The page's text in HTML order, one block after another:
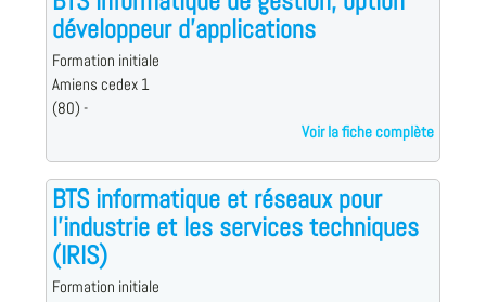
développeur d'applications
Formation initiale
Amiens cedex 1
(80) -
Voir la fiche complète
BTS informatique et réseaux pour
l'industrie et les services techniques
(IRIS)
Formation initiale